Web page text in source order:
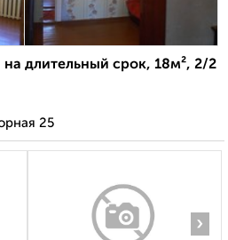
длительный срок, 18м², 2/2
25
›